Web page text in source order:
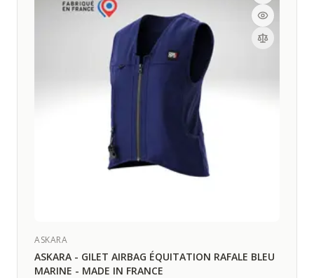
ASKARA
ASKARA - GILET AIRBAG ÉQUITATION RAFALE BLEU
MARINE - MADE IN FRANCE